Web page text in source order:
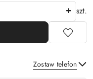
szt.
Zostaw telefon